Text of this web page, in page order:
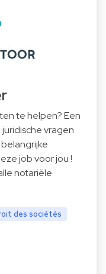
te helpen? Een
vragen
job voor jou !
notariële
des sociétés